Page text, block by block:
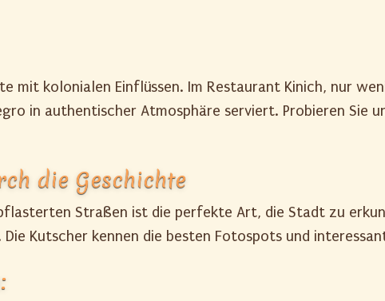
mit kolonialen Einflüssen. Im Restaurant Kinich, nur
in authentischer Atmosphäre serviert. Probieren Sie
die Geschichte
Straßen ist die perfekte Art, die Stadt zu
Kutscher kennen die besten Fotospots und